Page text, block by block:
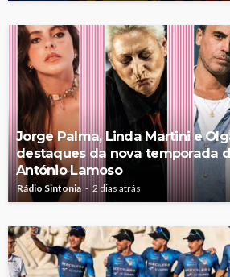
Jorge Palma, Linda Martini e
destaques da nova temporada
António Lamoso
Rádio Sintonia 2 dias atrás